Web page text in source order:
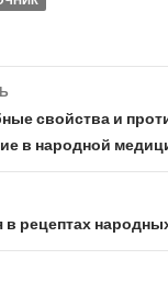
свойства и
в народной
рецептах